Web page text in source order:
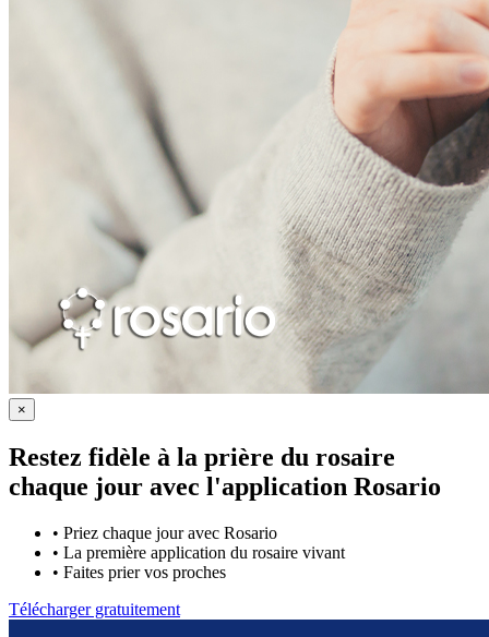
×
Restez fidèle à la prière du rosaire
chaque jour avec l'application Rosario
• Priez chaque jour avec Rosario
• La première application du rosaire vivant
• Faites prier vos proches
Télécharger gratuitement